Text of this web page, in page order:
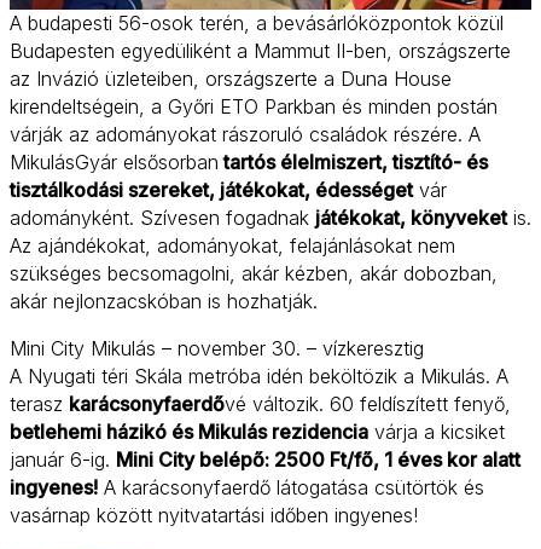
A budapesti 56-osok terén, a bevásárlóközpontok közül
Budapesten egyedüliként a Mammut II-ben, országszerte
az Invázió üzleteiben, országszerte a Duna House
kirendeltségein, a Győri ETO Parkban és minden postán
várják az adományokat rászoruló családok részére. A
MikulásGyár elsősorban tartós élelmiszert, tisztító- és
tisztálkodási szereket, játékokat, édességetvár
adományként. Szívesen fogadnak játékokat, könyveketis.
Az ajándékokat, adományokat, felajánlásokat nem
szükséges becsomagolni, akár kézben, akár dobozban,
akár nejlonzacskóban is hozhatják.
Mini City Mikulás – november 30. – vízkeresztig
A Nyugati téri Skála metróba idén beköltözik a Mikulás. A
terasz karácsonyfaerdővé változik. 60 feldíszített fenyő,
betlehemi házikó és Mikulás rezidencia várja a kicsiket
január 6-ig. Mini City belépő: 2500 Ft/fő, 1 éves kor alatt
ingyenes! A karácsonyfaerdő látogatása csütörtök és
vasárnap között nyitvatartási időben ingyenes!